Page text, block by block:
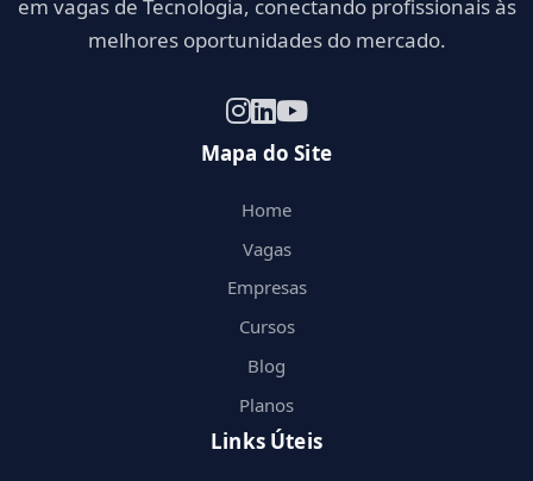
em vagas de Tecnologia, conectando profissionais às
melhores oportunidades do mercado.
Mapa do Site
Home
Vagas
Empresas
Cursos
Blog
Planos
Links Úteis